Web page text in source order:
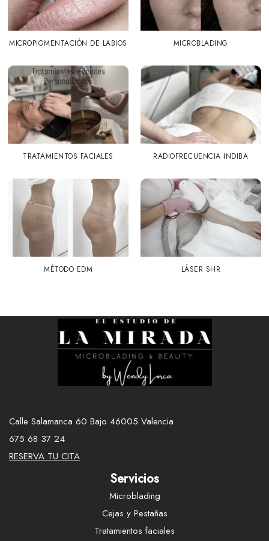
MICROPIGMENTACIÓN DE LABIOS MICROBLADING
TRATAMIENTOS FACIALES RADIOFRECUENCIA INDIBA
MÉTODO EDM LÁSER SHR
Calle Salamanca 60 Bajo 46005 Valencia
675 68 37 24
RESERVA TU CITA
Servicios
Microblading
Cejas y Pestañas
Tratamientos faciales